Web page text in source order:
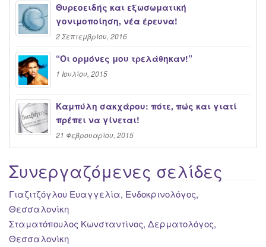
Θυρεοειδής και εξωσωματική
γονιμοποίηση, νέα έρευνα!
2 Σεπτεμβρίου, 2016
“Oι ορμόνες μου τρελάθηκαν!”
1 Ιουλίου, 2015
Καμπύλη σακχάρου: πότε, πώς και γιατί
πρέπει να γίνεται!
21 Φεβρουαρίου, 2015
Συνεργαζόμενες σελίδες
Γιαζιτζόγλου Ευαγγελία, Ενδοκρινολόγος,
Θεσσαλονίκη
Σταματόπουλος Κωνσταντίνος, Δερματολόγος,
Θεσσαλονίκη